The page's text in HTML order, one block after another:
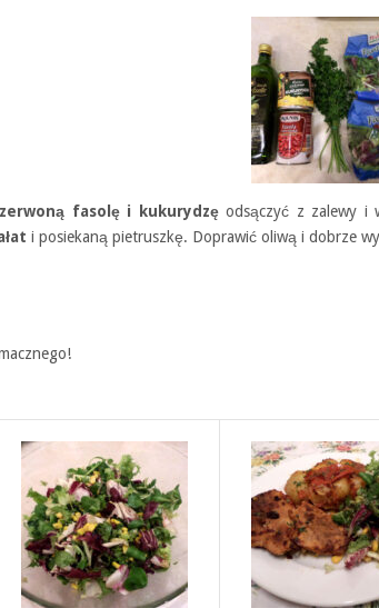
fasolę i kukurydzęodsączyć z zalewy i
i posiekaną pietruszkę. Doprawić oliwą i dobrze